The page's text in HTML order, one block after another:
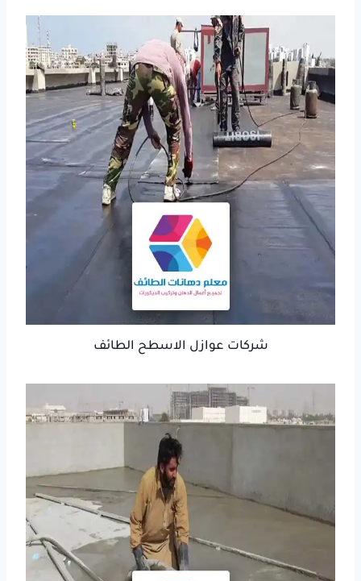
شركات عوازل الاسطح الطائف